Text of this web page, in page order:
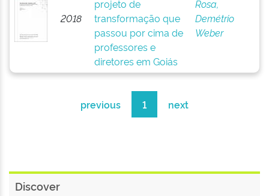
2018
projeto de
transformação que
passou por cima de
professores e
diretores em Goiás
Rosa,
Demétrio
Weber
previous 1 next
Discover